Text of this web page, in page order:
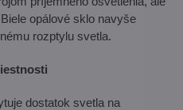
opálové sklo navyše
rozptylu svetla.
dostatok svetla na